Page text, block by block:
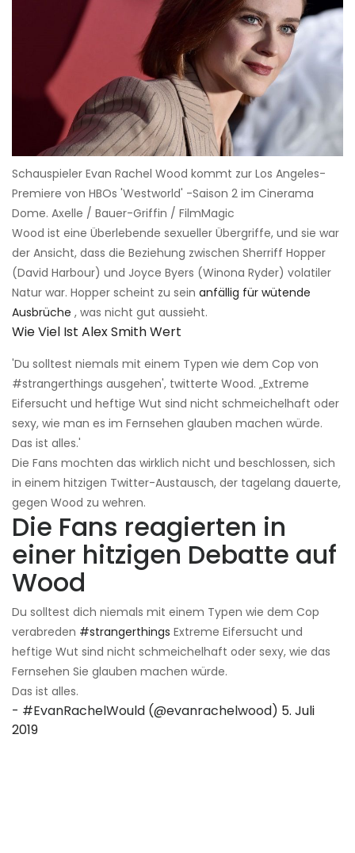
Schauspieler Evan Rachel Wood kommt zur Los Angeles-
Premiere von HBOs 'Westworld' -Saison 2 im Cinerama
Dome. Axelle / Bauer-Griffin / FilmMagic
Wood ist eine Überlebende sexueller Übergriffe, und sie war
der Ansicht, dass die Beziehung zwischen Sherriff Hopper
(David Harbour) und Joyce Byers (Winona Ryder) volatiler
Natur war. Hopper scheint zu sein anfällig für wütende
Ausbrüche , was nicht gut aussieht.
Wie Viel Ist Alex Smith Wert
'Du solltest niemals mit einem Typen wie dem Cop von
#strangerthings ausgehen', twitterte Wood. „Extreme
Eifersucht und heftige Wut sind nicht schmeichelhaft oder
sexy, wie man es im Fernsehen glauben machen würde.
Das ist alles.'
Die Fans mochten das wirklich nicht und beschlossen, sich
in einem hitzigen Twitter-Austausch, der tagelang dauerte,
gegen Wood zu wehren.
Die Fans reagierten in
einer hitzigen Debatte auf
Wood
Du solltest dich niemals mit einem Typen wie dem Cop
verabreden #strangerthings Extreme Eifersucht und
heftige Wut sind nicht schmeichelhaft oder sexy, wie das
Fernsehen Sie glauben machen würde.
Das ist alles.
- #EvanRachelWould (@evanrachelwood) 5. Juli
2019